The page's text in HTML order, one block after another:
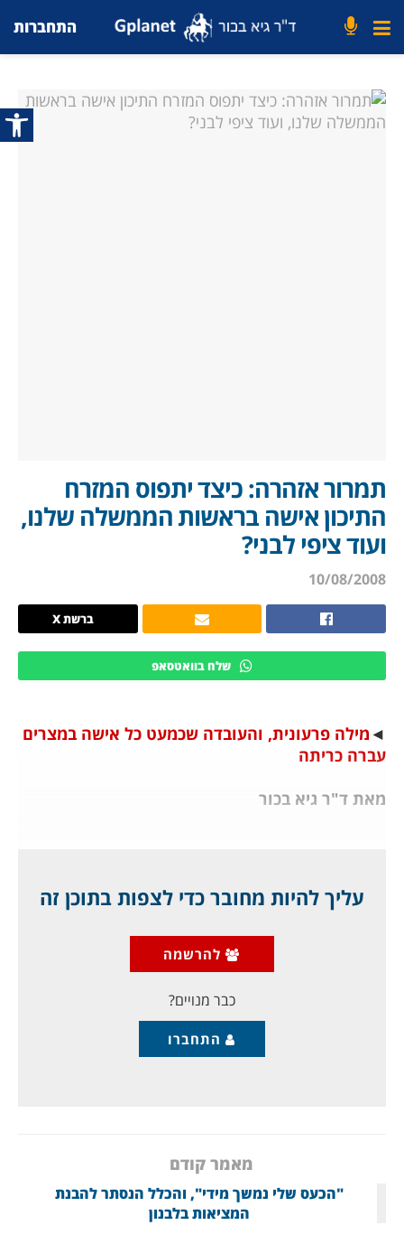
פתח
התחברות
תמרור אזהרה: כיצד יתפוס המזרח
התיכון אישה בראשות הממשלה שלנו,
ועוד ציפי לבני?
10/08/2008
ברשת X
שלח בוואטסאפ
◄ מילה פרעונית, והעובדה שכמעט כל אישה במצרים
עברה כריתה
מאת ד"ר גיא בכור
איזור גברי-פטריארכלי במשך מאות שנים, שבו לא יעלה
אפילו על הדעת שאישה תנהיג את המדינה או את החברה.
הכוח שמעניק הצבא או מערכת הביטחון, כהמשך לשושלות
של שבטים נודדים, שהמנהיג היה צריך להיות בעל כוח
זרוע פיזי. נושא חרב, פרש, קוטל.
עליך להיות מחובר כדי לצפות בתוכן זה
להרשמה
כבר מנויים?
התחברו
מאמר קודם
"הכעס שלי נמשך מידי", והכלל הנסתר להבנת
המציאות בלבנון